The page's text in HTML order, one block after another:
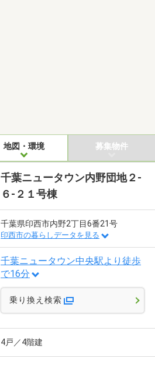
地図・環境 募集物件
千葉ニュータウン内野団地２-
６-２１号棟
千葉県印西市内野2丁目6番21号
印西市の暮らしデータを見る
千葉ニュータウン中央駅より徒歩
で16分
乗り換え検索
4戸／4階建